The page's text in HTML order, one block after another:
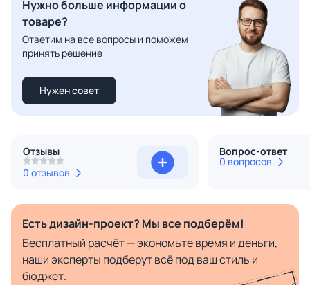
Нужно больше информации о
товаре?
Ответим на все вопросы и поможем
принять решение
Нужен совет
Отзывы
0 отзывов
Вопрос-ответ
0 вопросов
Есть дизайн-проект? Мы все подберём!
Бесплатный расчёт — экономьте время и деньги,
наши эксперты подберут всё под ваш стиль и
бюджет.